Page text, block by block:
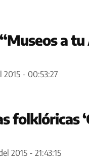
a
2015 - 00:53:27
folklóricas
2015 - 21:43:15